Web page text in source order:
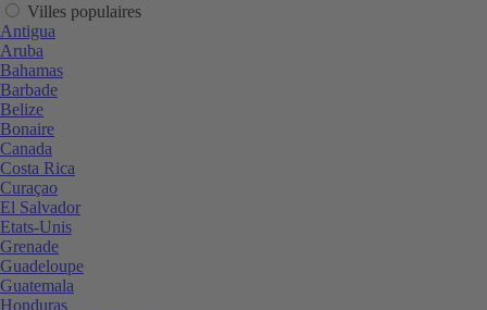
Villes populaires
Antigua
Aruba
Bahamas
Barbade
Belize
Bonaire
Canada
Costa Rica
Curaçao
El Salvador
Etats-Unis
Grenade
Guadeloupe
Guatemala
Honduras